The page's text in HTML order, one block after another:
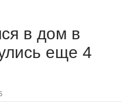
в дом в
еще 4